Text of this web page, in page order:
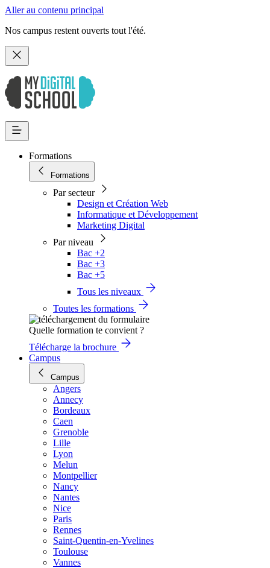
Aller au contenu principal
Nos campus restent ouverts tout l'été.
Formations
Formations
Par secteur
Design et Création Web
Informatique et Développement
Marketing Digital
Par niveau
Bac +2
Bac +3
Bac +5
Tous les niveaux
Toutes les formations
Quelle formation te convient ?
Télécharge la brochure
Campus
Campus
Angers
Annecy
Bordeaux
Caen
Grenoble
Lille
Lyon
Melun
Montpellier
Nancy
Nantes
Nice
Paris
Rennes
Saint-Quentin-en-Yvelines
Toulouse
Vannes